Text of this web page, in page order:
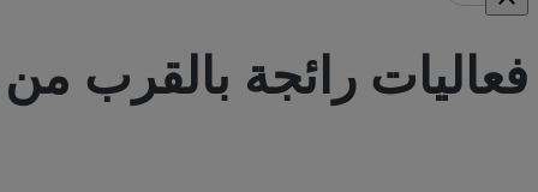
فعاليات رائجة بالقرب من